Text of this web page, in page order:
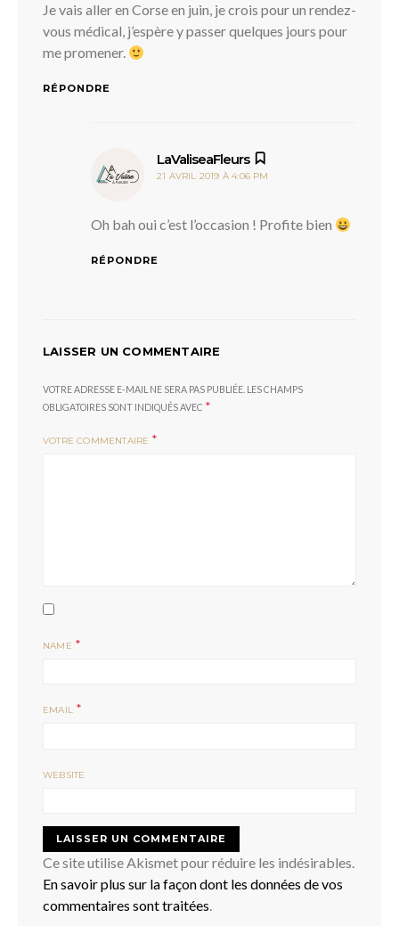
Je vais aller en Corse en juin, je crois pour un rendez-
vous médical, j’espère y passer quelques jours pour
me promener.
RÉPONDRE
LaValiseaFleurs dit :
21 AVRIL 2019 À 4:06 PM
Oh bah oui c’est l’occasion ! Profite bien
RÉPONDRE
LAISSER UN COMMENTAIRE
VOTRE ADRESSE E-MAIL NE SERA PAS PUBLIÉE. LES CHAMPS
OBLIGATOIRES SONT INDIQUÉS AVEC *
VOTRE COMMENTAIRE *
NAME *
EMAIL *
WEBSITE
Ce site utilise Akismet pour réduire les indésirables.
En savoir plus sur la façon dont les données de vos
commentaires sont traitées